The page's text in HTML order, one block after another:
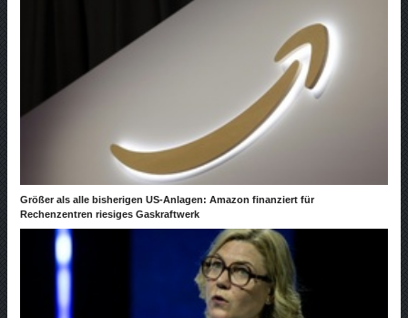
Größer als alle bisherigen US-Anlagen: Amazon finanziert für
Rechenzentren riesiges Gaskraftwerk